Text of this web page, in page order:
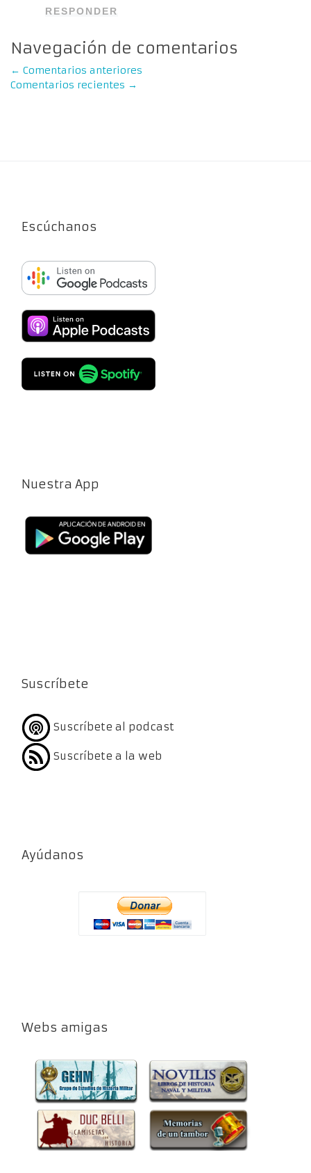
RESPONDER
Navegación de comentarios
← Comentarios anteriores
Comentarios recientes →
Escúchanos
Nuestra App
Suscríbete
Suscríbete al podcast
Suscríbete a la web
Ayúdanos
Webs amigas